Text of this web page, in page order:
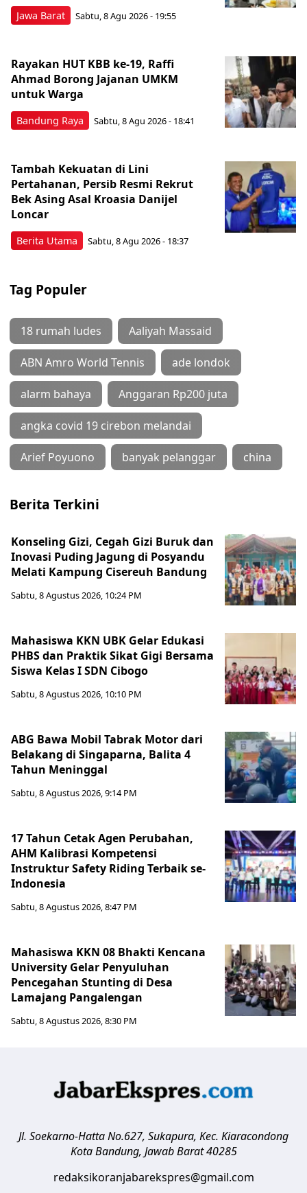
Jawa Barat Sabtu, 8 Agu 2026 - 19:55
Bandung Raya
Rayakan HUT KBB ke-19, Raffi
Ahmad Borong Jajanan UMKM
untuk Warga
Sabtu, 8 Agu 2026 - 18:41
Berita Utama
Tambah Kekuatan di Lini
Pertahanan, Persib Resmi Rekrut
Bek Asing Asal Kroasia Danijel
Loncar
Sabtu, 8 Agu 2026 - 18:37
Tag Populer
18 rumah ludes Aaliyah Massaid
ABN Amro World Tennis ade londok
alarm bahaya Anggaran Rp200 juta
angka covid 19 cirebon melandai
Arief Poyuono banyak pelanggar china
Berita Terkini
Konseling Gizi, Cegah Gizi Buruk dan
Inovasi Puding Jagung di Posyandu
Melati Kampung Cisereuh Bandung
Sabtu, 8 Agustus 2026, 10:24 PM
Mahasiswa KKN UBK Gelar Edukasi
PHBS dan Praktik Sikat Gigi Bersama
Siswa Kelas I SDN Cibogo
Sabtu, 8 Agustus 2026, 10:10 PM
ABG Bawa Mobil Tabrak Motor dari
Belakang di Singaparna, Balita 4
Tahun Meninggal
Sabtu, 8 Agustus 2026, 9:14 PM
17 Tahun Cetak Agen Perubahan,
AHM Kalibrasi Kompetensi
Instruktur Safety Riding Terbaik se-
Indonesia
Sabtu, 8 Agustus 2026, 8:47 PM
Mahasiswa KKN 08 Bhakti Kencana
University Gelar Penyuluhan
Pencegahan Stunting di Desa
Lamajang Pangalengan
Sabtu, 8 Agustus 2026, 8:30 PM
Jl. Soekarno-Hatta No.627, Sukapura, Kec. Kiaracondong
Kota Bandung, Jawab Barat 40285
redaksikoranjabarekspres@gmail.com